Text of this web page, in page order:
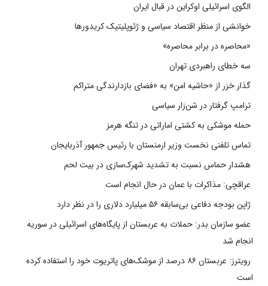
الگوی اسرائیلی اوکراین در قبال ایران
خوانشی از منظر اقتصاد سیاسی و ژئوپلیتیک کریدورها
«محاصره در برابر محاصره»
سه خطای راهبردی تهران
گذار خزر از «حاشیه امن» به «فضای بازدارندگی متراکم
ترامپ گرفتار در شن‌زار سیاسی
حمله موشکی به کشتی اماراتی در تنگه هرمز
تماس تلفنی نخست وزیر ارمنستان با رئیس جمهور آذربایجان
هشدار حماس نسبت به تشدید شهرک‌سازی در بیت‌ لحم
عراقچی: مذاکرات با عمان در حال انجام است
ژاپن بودجه دفاعی بی‌سابقه ۵۶ میلیارد دلاری را در نظر دارد
عضو سازمان بدر: حملات به عربستان از پایگاه‌های اسرائیلی در سوریه
انجام شد
رویترز: عربستان ۸۶ درصد از موشک‌های پاتریوت خود را استفاده کرده
است